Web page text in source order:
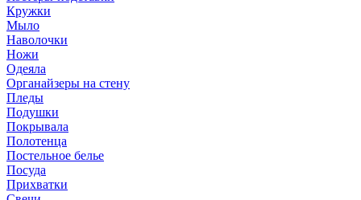
Кружки
Мыло
Наволочки
Ножи
Одеяла
Органайзеры на стену
Пледы
Подушки
Покрывала
Полотенца
Постельное белье
Посуда
Прихватки